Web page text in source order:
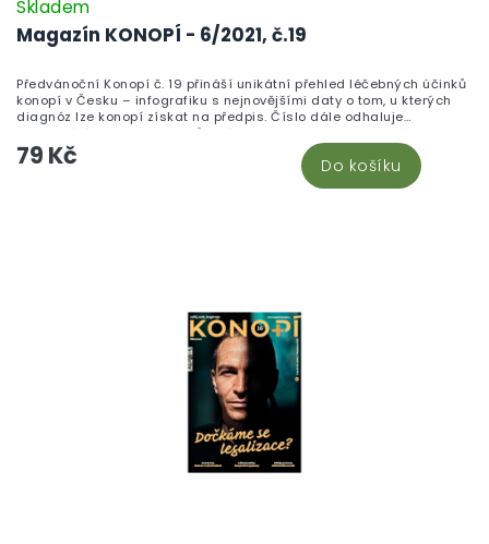
Magazín KONOPÍ - 6/2021, č.19
Skladem
79 Kč Do košíku
Předvánoční Konopí č. 19 přináší unikátní přehled léčebných účinků
konopí v Česku – infografiku s nejnovějšími daty o tom, u kterých
diagnóz lze konopí získat na předpis. Číslo dále odhaluje
fascinující historii CBD odrůd, představuje farmaceuticky
podloženou výrobu tinktury zvané Zelený drak a otevírá druhý díl
kauzy boje za svobodu projevu sledující případ magazínu
Legalizace. Endokanabinoložka Kristina Ranná vysvětluje, proč je